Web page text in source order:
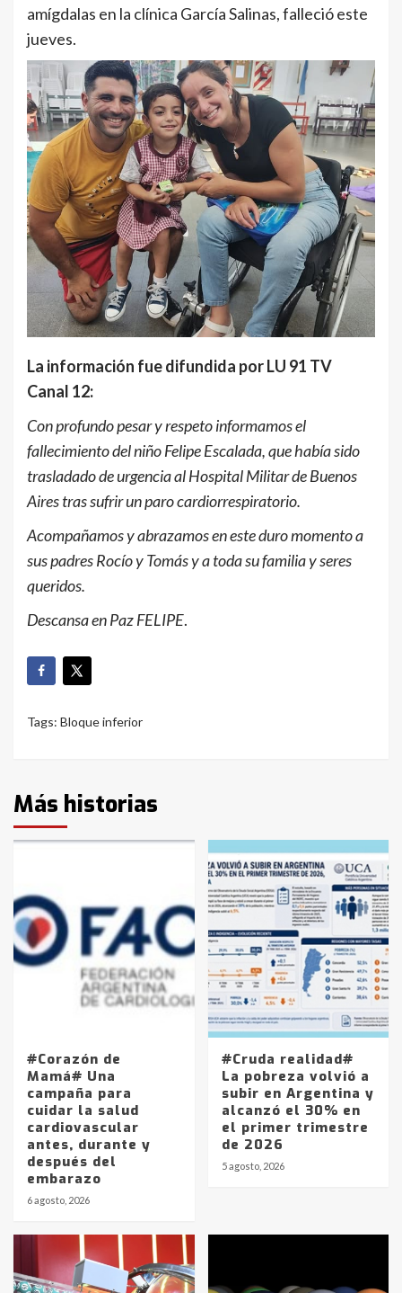
amígdalas en la clínica García Salinas, falleció este
jueves.
La información fue difundida por LU 91 TV
Canal 12:
Con profundo pesar y respeto informamos el
fallecimiento del niño Felipe Escalada, que había sido
trasladado de urgencia al Hospital Militar de Buenos
Aires tras sufrir un paro cardiorrespiratorio.
Acompañamos y abrazamos en este duro momento a
sus padres Rocío y Tomás y a toda su familia y seres
queridos.
Descansa en Paz FELIPE.
Tags: Bloque inferior
Más historias
#Corazón de
Mamá# Una
campaña para
cuidar la salud
cardiovascular
antes, durante y
después del
embarazo
6 agosto, 2026
#Cruda realidad#
La pobreza volvió a
subir en Argentina y
alcanzó el 30% en
el primer trimestre
de 2026
5 agosto, 2026